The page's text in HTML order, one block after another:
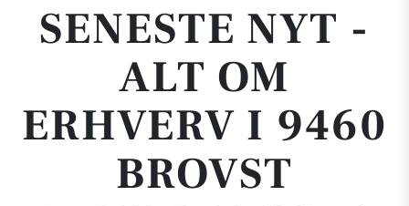
SENESTE NYT -
ALT OM
ERHVERV I 9460
BROVST